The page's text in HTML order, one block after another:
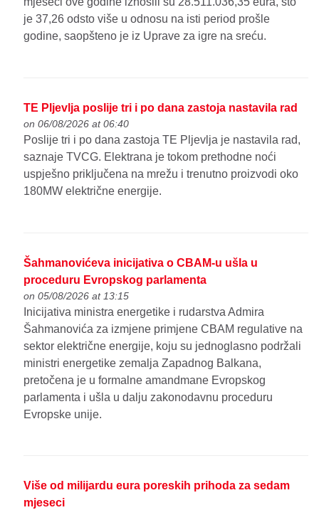
je 37,26 odsto više u odnosu na isti period prošle
godine, saopšteno je iz Uprave za igre na sreću.
TE Pljevlja poslije tri i po dana zastoja nastavila rad
on 06/08/2026 at 06:40
Poslije tri i po dana zastoja TE Pljevlja je nastavila rad,
saznaje TVCG. Elektrana je tokom prethodne noći
uspješno priključena na mrežu i trenutno proizvodi oko
180MW električne energije.
Šahmanovićeva inicijativa o CBAM-u ušla u
proceduru Evropskog parlamenta
on 05/08/2026 at 13:15
Inicijativa ministra energetike i rudarstva Admira
Šahmanovića za izmjene primjene CBAM regulative na
sektor električne energije, koju su jednoglasno podržali
ministri energetike zemalja Zapadnog Balkana,
pretočena je u formalne amandmane Evropskog
parlamenta i ušla u dalju zakonodavnu proceduru
Evropske unije.
Više od milijardu eura poreskih prihoda za sedam
mjeseci